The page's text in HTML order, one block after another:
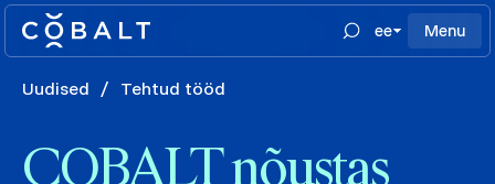
ee Menu
Uudised / Tehtud tööd
COBALT nõustas